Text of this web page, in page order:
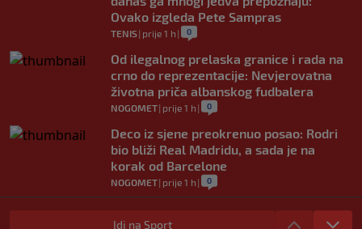
Ovako izgleda Pete Sampras
TENIS| prije 1 h | 0
Od ilegalnog prelaska granice i rada na
crno do reprezentacije: Nevjerovatna
životna priča albanskog fudbalera
NOGOMET| prije 1 h | 0
Deco iz sjene preokrenuo posao: Rodri
bio bliži Real Madridu, a sada je na
korak od Barcelone
NOGOMET| prije 1 h | 0
River Plate napravio veliki posao:
Reprezentativac Argentine stigao iz
Idi na Sport